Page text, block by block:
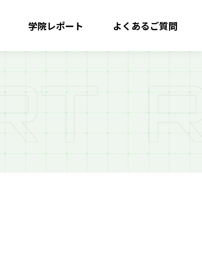
学院レポート よくあるご質問
T R